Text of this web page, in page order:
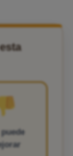
puede